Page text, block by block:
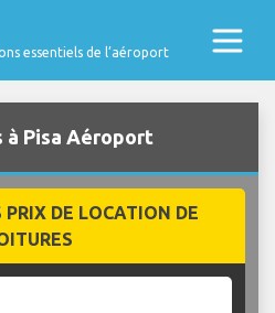
essentiels de l’aéroport
à Pisa Aéroport
PRIX DE LOCATION DE